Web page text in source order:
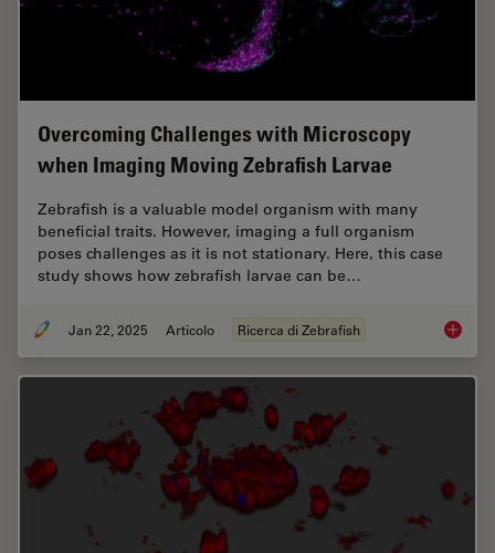
Overcoming Challenges with Microscopy
when Imaging Moving Zebrafish Larvae
Zebrafish is a valuable model organism with many
beneficial traits. However, imaging a full organism
poses challenges as it is not stationary. Here, this case
study shows how zebrafish larvae can be…
Jan 22, 2025 Articolo Ricerca di Zebrafish